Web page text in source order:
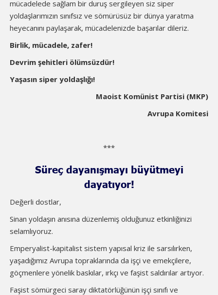
mücadelede sağlam bir duruş sergileyen siz siper
yoldaşlarımızın sınıfsız ve sömürüsüz bir dünya yaratma
heyecanını paylaşarak, mücadelenizde başarılar dileriz.
Birlik, mücadele, zafer!
Devrim şehitleri ölümsüzdür!
Yaşasın siper yoldaşlığı!
Maoist Komünist Partisi (MKP)
Avrupa Komitesi
***
Süreç dayanışmayı büyütmeyi
dayatıyor!
Değerli dostlar,
Sinan yoldaşın anısına düzenlemiş olduğunuz etkinliğinizi
selamlıyoruz.
Emperyalist-kapitalist sistem yapısal kriz ile sarsılırken,
yaşadığımız Avrupa topraklarında da işçi ve emekçilere,
göçmenlere yönelik baskılar, ırkçı ve faşist saldırılar artıyor.
Faşist sömürgeci saray diktatörlüğünün işçi sınıfı ve